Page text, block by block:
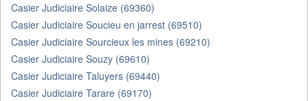
Casier Judiciaire Solaize (69360)
Casier Judiciaire Soucieu en jarrest (69510)
Casier Judiciaire Sourcieux les mines (69210)
Casier Judiciaire Souzy (69610)
Casier Judiciaire Taluyers (69440)
Casier Judiciaire Tarare (69170)